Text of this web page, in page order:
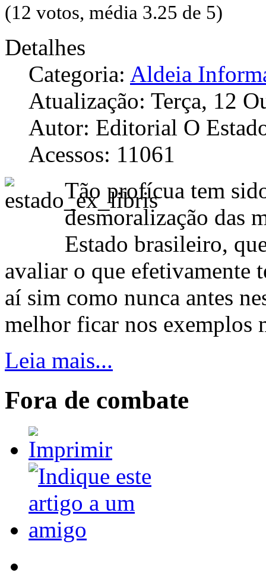
(12 votos, média 3.25 de 5)
Detalhes
Categoria: Aldeia
Atualização: Terça, 12
Autor: Editorial O
Acessos: 11061
Tão profícua tem
desmoralização das
Estado brasileiro,
avaliar o que efetivamente
aí sim como nunca antes
melhor ficar nos exemplos
Leia mais...
Fora de combate